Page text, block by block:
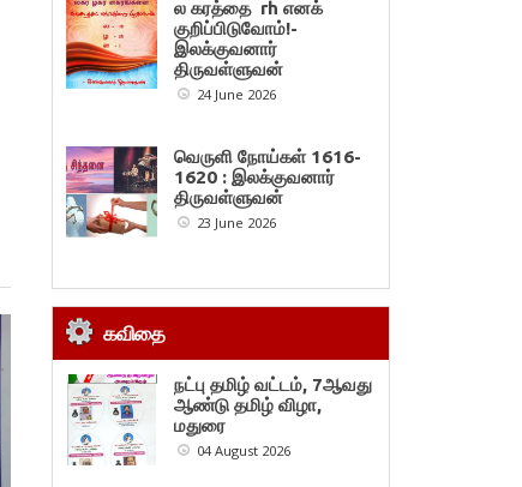
ல கரத்தை rh எனக்
குறிப்பிடுவோம்!-
இலக்குவனார்
திருவள்ளுவன்
24 June 2026
வெருளி நோய்கள் 1616-
1620 : இலக்குவனார்
திருவள்ளுவன்
23 June 2026
கவிதை
நட்பு தமிழ் வட்டம், 7ஆவது
ஆண்டு தமிழ் விழா,
மதுரை
04 August 2026